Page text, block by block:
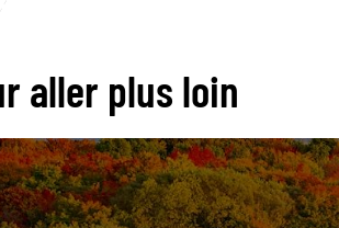
aller plus loin